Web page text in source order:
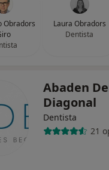
Obradors
Laura Obradors
Dentista
Abaden
Diagonal
Dentista
21